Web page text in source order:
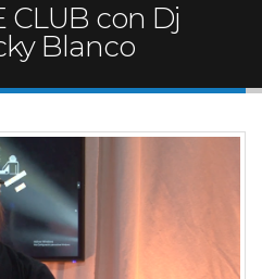
CLUB con Dj
Blanco